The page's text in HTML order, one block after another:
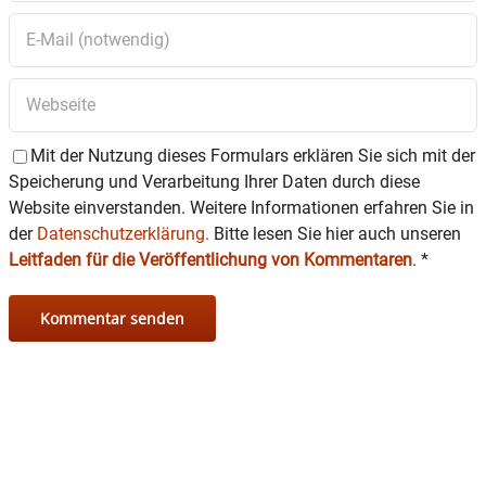
Tierschutzverein Rosenheim e.V.
Am Gangsteig 54
83059 Kolbermoor
Mit der Nutzung dieses Formulars erklären Sie sich mit der
Speicherung und Verarbeitung Ihrer Daten durch diese
Website einverstanden. Weitere Informationen erfahren Sie in
der Datenschutzerklärung. Bitte lesen Sie hier auch unseren
Leitfaden für die Veröffentlichung von Kommentaren. *